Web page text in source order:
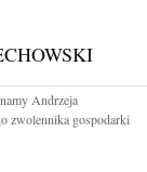
Andrzeja
zwolennika gospodarki